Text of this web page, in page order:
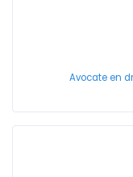
Avocate en